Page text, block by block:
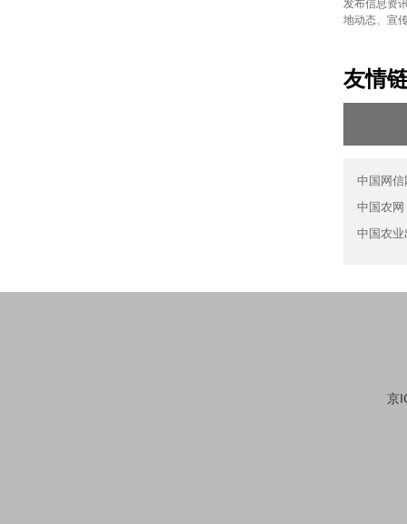
发布信息资
地动态、宣
友情
中国网信
中国农网
中国农业
京